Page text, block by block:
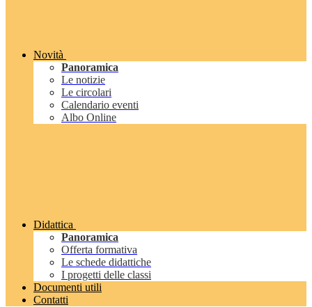
Novità
Panoramica
Le notizie
Le circolari
Calendario eventi
Albo Online
Didattica
Panoramica
Offerta formativa
Le schede didattiche
I progetti delle classi
Documenti utili
Contatti